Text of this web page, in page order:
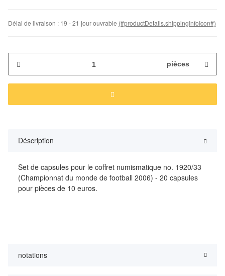
Délai de livraison : 19 - 21 jour ouvrable (#productDetails.shippingInfoIcon#)
pièces
Déscription
Set de capsules pour le coffret numismatique no. 1920/33
(Championnat du monde de football 2006) - 20 capsules
pour pièces de 10 euros.
notations